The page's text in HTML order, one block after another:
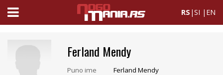
RS |SI | EN
Ferland Mendy
Puno ime
Ferland Mendy